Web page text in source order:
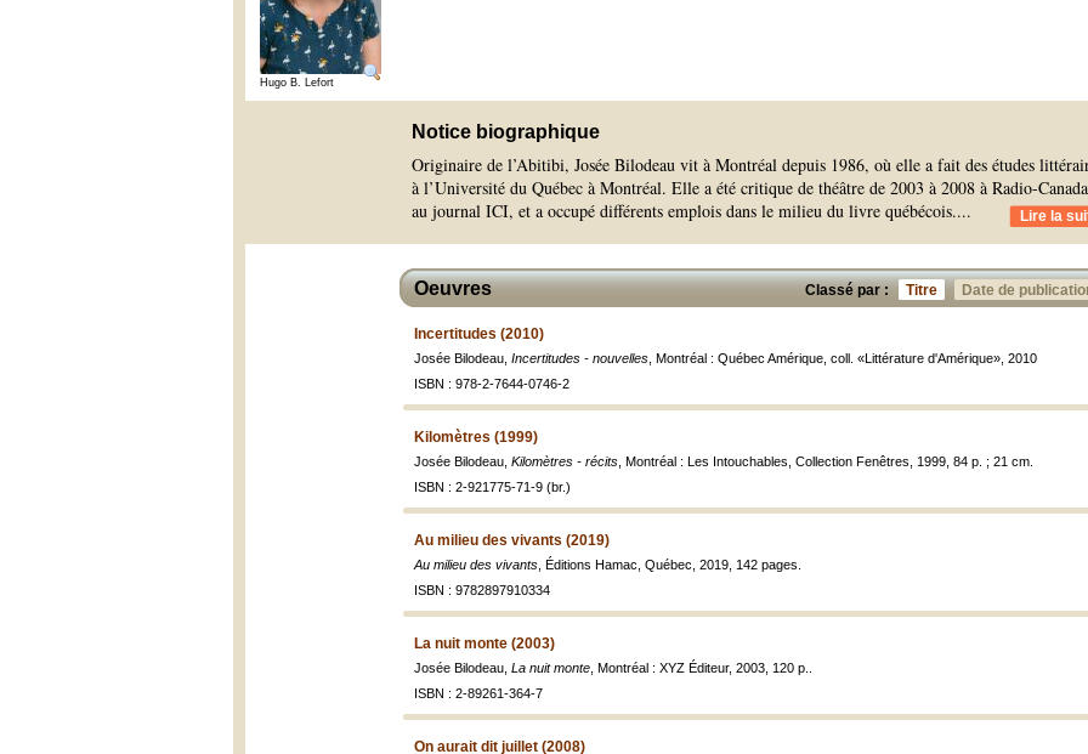
Hugo B. Lefort
Notice biographique
Originaire de l’Abitibi, Josée Bilodeau vit à Montréal depuis 1986, où elle a fait des études
à l’Université du Québec à Montréal. Elle a été critique de théâtre de 2003 à 2008 à Radio-
au journal ICI, et a occupé différents emplois dans le milieu du livre québécois.... Lire la
Classé par : Titre Date de
Oeuvres
Incertitudes (2010)
Josée Bilodeau, Incertitudes - nouvelles , Montréal : Québec Amérique, coll. «Littérature d'Amérique», 2010
ISBN : 978-2-7644-0746-2
Kilomètres (1999)
Josée Bilodeau, Kilomètres - récits , Montréal : Les Intouchables, Collection Fenêtres, 1999, 84 p. ; 21 cm.
ISBN : 2-921775-71-9 (br.)
Au milieu des vivants (2019)
Au milieu des vivants , Éditions Hamac, Québec, 2019, 142 pages.
ISBN : 9782897910334
La nuit monte (2003)
Josée Bilodeau, La nuit monte , Montréal : XYZ Éditeur, 2003, 120 p..
ISBN : 2-89261-364-7
On aurait dit juillet (2008)